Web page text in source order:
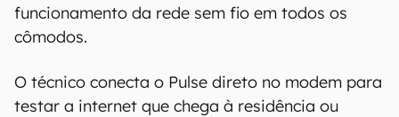
funcionamento da rede sem fio em todos os
cômodos.
O técnico conecta o Pulse direto no modem para
testar a internet que chega à residência ou